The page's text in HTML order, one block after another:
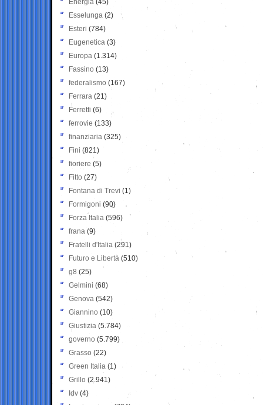
Energia (45)
Esselunga (2)
Esteri (784)
Eugenetica (3)
Europa (1.314)
Fassino (13)
federalismo (167)
Ferrara (21)
Ferretti (6)
ferrovie (133)
finanziaria (325)
Fini (821)
fioriere (5)
Fitto (27)
Fontana di Trevi (1)
Formigoni (90)
Forza Italia (596)
frana (9)
Fratelli d'Italia (291)
Futuro e Libertà (510)
g8 (25)
Gelmini (68)
Genova (542)
Giannino (10)
Giustizia (5.784)
governo (5.799)
Grasso (22)
Green Italia (1)
Grillo (2.941)
Idv (4)